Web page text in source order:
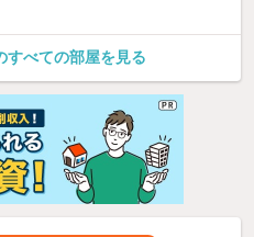
すべての部屋を見る